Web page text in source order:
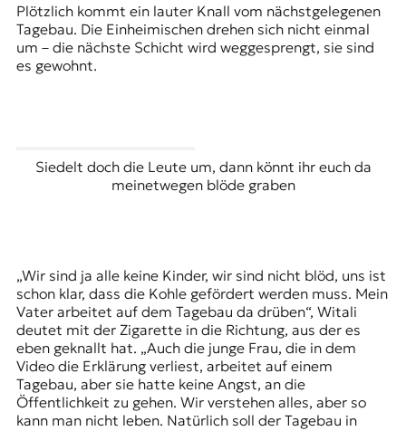
Plötzlich kommt ein lauter Knall vom nächstgelegenen
Tagebau. Die Einheimischen drehen sich nicht einmal
um – die nächste Schicht wird weggesprengt, sie sind
es gewohnt.
Siedelt doch die Leute um, dann könnt ihr euch da
meinetwegen blöde graben
„Wir sind ja alle keine Kinder, wir sind nicht blöd, uns ist
schon klar, dass die Kohle gefördert werden muss. Mein
Vater arbeitet auf dem Tagebau da drüben“, Witali
deutet mit der Zigarette in die Richtung, aus der es
eben geknallt hat. „Auch die junge Frau, die in dem
Video die Erklärung verliest, arbeitet auf einem
Tagebau, aber sie hatte keine Angst, an die
Öffentlichkeit zu gehen. Wir verstehen alles, aber so
kann man nicht leben. Natürlich soll der Tagebau in